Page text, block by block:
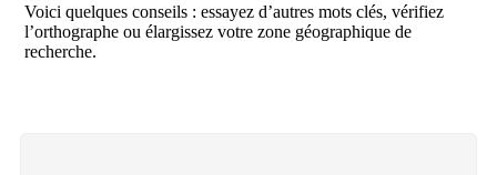
Voici quelques conseils : essayez d’autres mots clés, vérifiez
l’orthographe ou élargissez votre zone géographique de
recherche.